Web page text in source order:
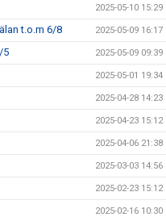
2025-05-10 15:29
t.o.m 6/8 2025-05-09 16:17
5 2025-05-09 09:39
2025-05-01 19:34
2025-04-28 14:23
2025-04-23 15:12
2025-04-06 21:38
2025-03-03 14:56
2025-02-23 15:12
2025-02-16 10:30